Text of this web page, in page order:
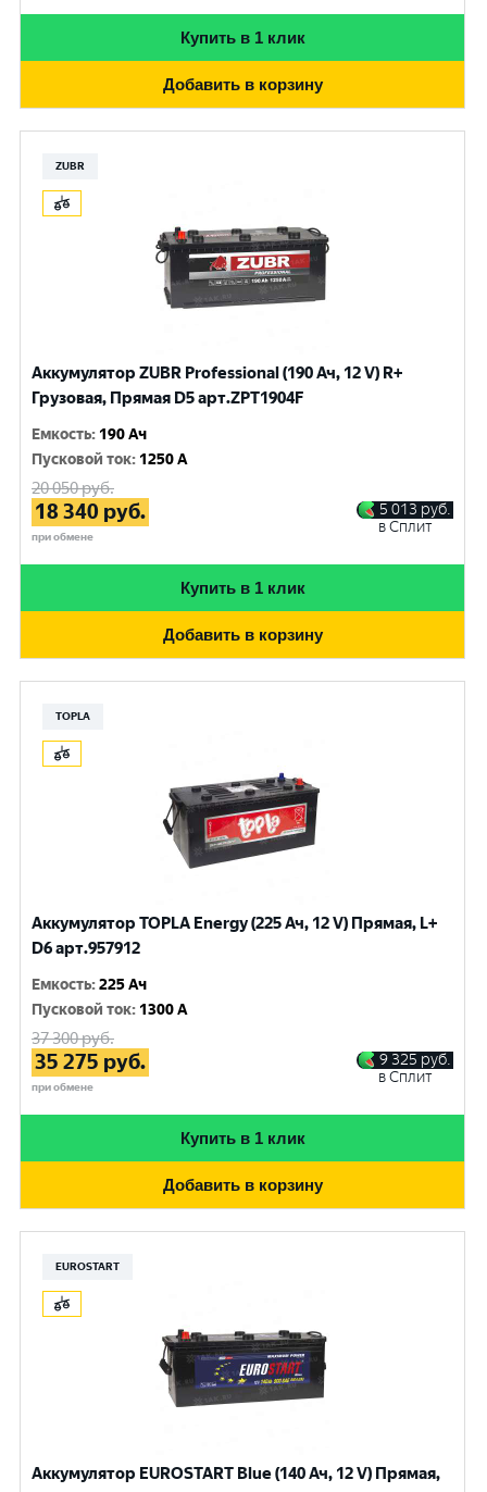
Купить в 1 клик
Добавить в корзину
ZUBR
Аккумулятор ZUBR Professional (190 Ач, 12 V) R+
Грузовая, Прямая D5 арт.ZPT1904F
Емкость: 190 Ач
Пусковой ток: 1250 A
20 050руб.
18 340 руб.
при обмене
5 013 руб.
в Сплит
Купить в 1 клик
Добавить в корзину
TOPLA
Аккумулятор TOPLA Energy (225 Ач, 12 V) Прямая, L+
D6 арт.957912
Емкость:225 Ач
Пусковой ток: 1300 A
37 300руб.
35 275 руб.
при обмене
9 325 руб.
в Сплит
Купить в 1 клик
Добавить в корзину
EUROSTART
Аккумулятор EUROSTART Blue (140 Ач, 12 V) Прямая,